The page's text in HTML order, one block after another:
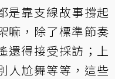
是靠支線故事撐起
嘛，除了標準節奏
還得接受採訪；上
人尬舞等等，這些